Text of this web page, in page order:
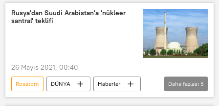
Rusya Devlet Nükleer Enerji Kurumu (Rosatom)
Rusya Atom Enerji Şirketi Rosatom
Akkuyu Nükleer Güç Santrali (NGS)
Akkuyu NGS
nükleer yakıt
Rusya'dan Suudi Arabistan'a 'nükleer
santral' teklifi
26 Mayıs 2021, 00:40
Rosatom DÜNYA
Haberler
Ortadoğu
Rusya
Daha fazlası 5